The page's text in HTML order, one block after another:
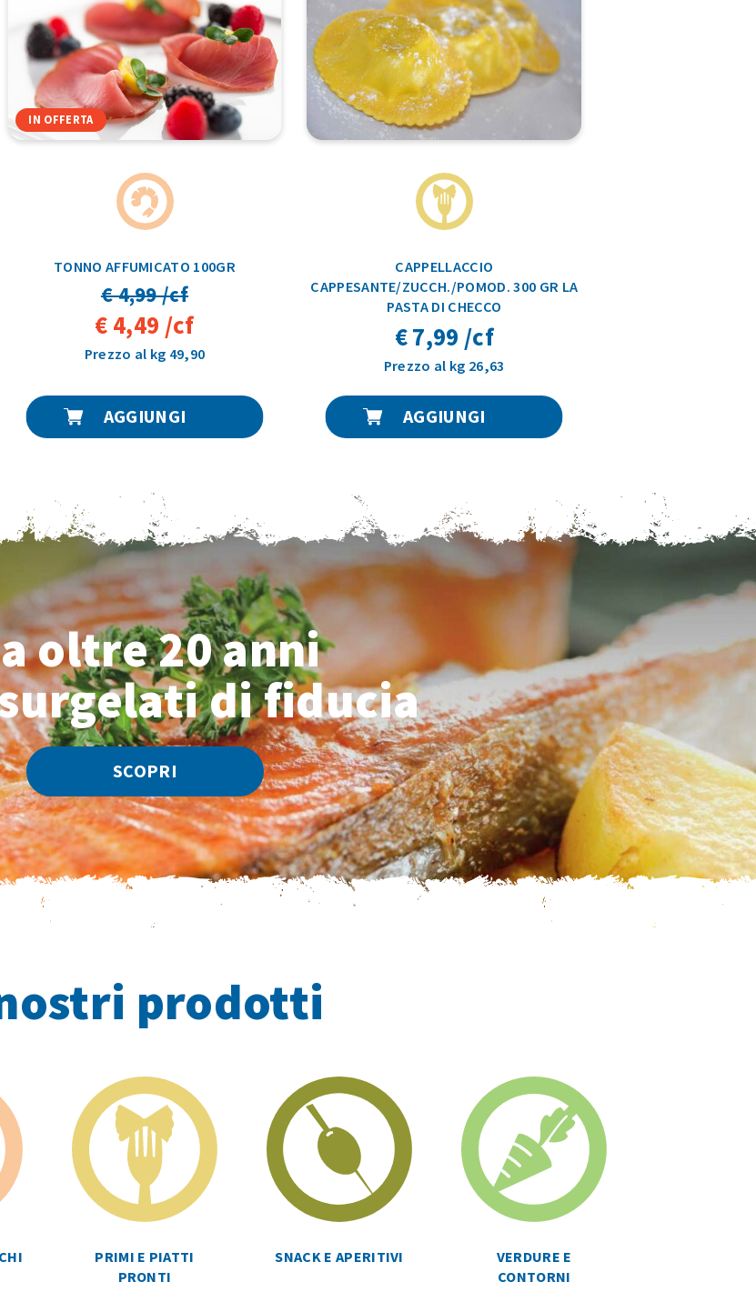
IN OFFERTA
TONNO AFFUMICATO 100GR
€ 4,99 /cf
€ 4,49 /cf
Prezzo al kg 49,90
AGGIUNGI
CAPPELLACCIO
CAPPESANTE/ZUCCH./POMOD. 300 GR LA
PASTA DI CHECCO
€ 7,99 /cf
Prezzo al kg 26,63
AGGIUNGI
oltre 20 anni
di fiducia
SCOPRI
prodotti
PRIMI E PIATTI
PRONTI
SNACK E APERITIVI
VERDURE E
CONTORNI